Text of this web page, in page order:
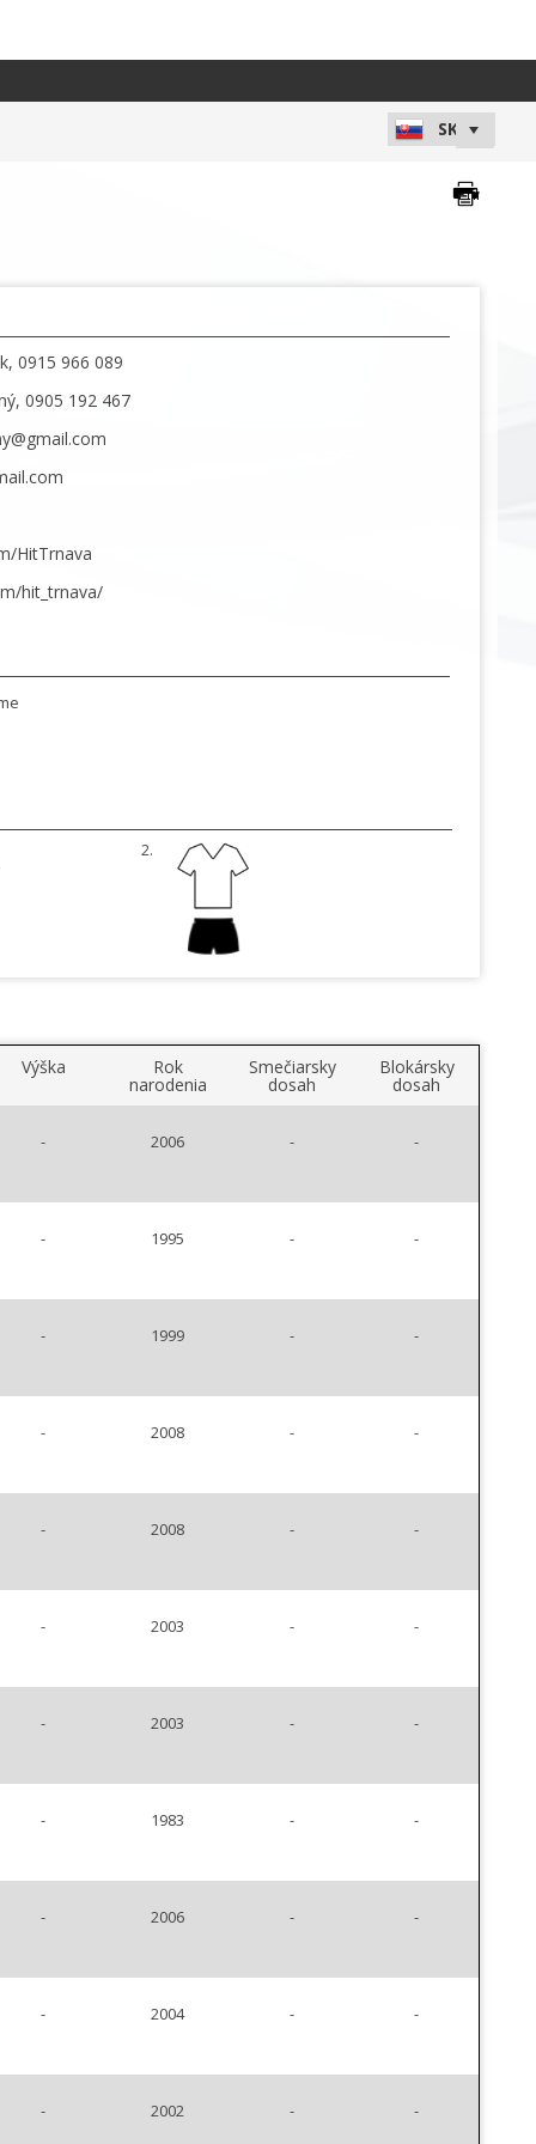
0915 966 089
0905 192 467
HitTrnava
hit_trnava/
2.
Výška Rok
narodenia
Smečiarsky
dosah
Blokársky
dosah
- 2006 - -
- 1995 - -
- 1999 - -
- 2008 - -
- 2008 - -
- 2003 - -
- 2003 - -
- 1983 - -
- 2006 - -
- 2004 - -
- 2002 - -